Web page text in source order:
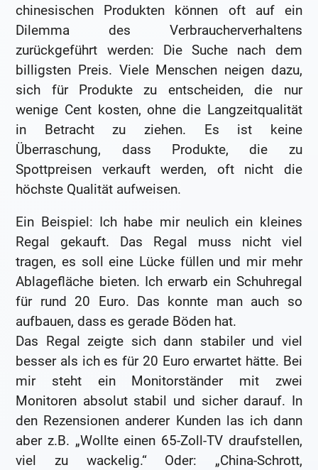
chinesischen Produkten können oft auf ein
Dilemma des Verbraucherverhaltens
zurückgeführt werden: Die Suche nach dem
billigsten Preis. Viele Menschen neigen dazu,
sich für Produkte zu entscheiden, die nur
wenige Cent kosten, ohne die Langzeitqualität
in Betracht zu ziehen. Es ist keine
Überraschung, dass Produkte, die zu
Spottpreisen verkauft werden, oft nicht die
höchste Qualität aufweisen.
Ein Beispiel: Ich habe mir neulich ein kleines
Regal gekauft. Das Regal muss nicht viel
tragen, es soll eine Lücke füllen und mir mehr
Ablagefläche bieten. Ich erwarb ein Schuhregal
für rund 20 Euro. Das konnte man auch so
aufbauen, dass es gerade Böden hat.
Das Regal zeigte sich dann stabiler und viel
besser als ich es für 20 Euro erwartet hätte. Bei
mir steht ein Monitorständer mit zwei
Monitoren absolut stabil und sicher darauf. In
den Rezensionen anderer Kunden las ich dann
aber z.B. „Wollte einen 65-Zoll-TV draufstellen,
viel zu wackelig.“ Oder: „China-Schrott,